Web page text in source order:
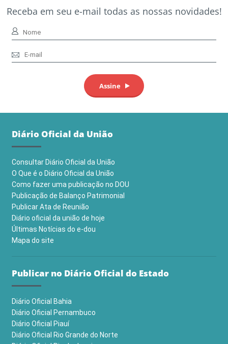
Receba em seu e-mail todas as nossas novidades!
Diário Oficial da União
Consultar Diário Oficial da União
O Que é o Diário Oficial da União
Como fazer uma publicação no DOU
Publicação de Balanço Patrimonial
Publicar Ata de Reunião
Diário oficial da união de hoje
Últimas Notícias do e-dou
Mapa do site
Publicar no Diário Oficial do Estado
Diário Oficial Bahia
Diário Oficial Pernambuco
Diário Oficial Piauí
Diário Oficial Rio Grande do Norte